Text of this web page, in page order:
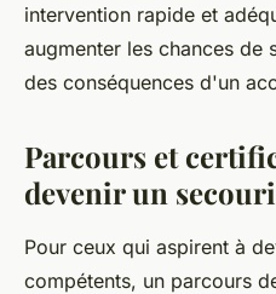
intervention rapide et
augmenter les chances de
des conséquences d'un
Parcours et
devenir un
Pour ceux qui aspirent à
compétents, un parcours